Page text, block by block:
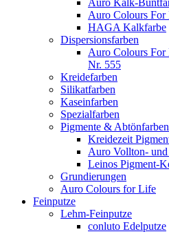
Auro Kalk-
Auro Colours
HAGA Kalkfarbe
Dispersionsfarben
Auro Colours For
Nr. 555
Kreidefarben
Silikatfarben
Kaseinfarben
Spezialfarben
Pigmente & Abtönfarben
Kreidezeit
Auro Vollton-
Leinos Pigment-
Grundierungen
Auro Colours for Life
Feinputze
Lehm-Feinputze
conluto Edelputze